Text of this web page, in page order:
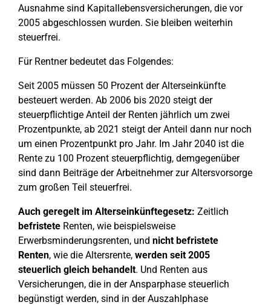
Ausnahme sind Kapitallebensversicherungen, die vor
2005 abgeschlossen wurden. Sie bleiben weiterhin
steuerfrei.
Für Rentner bedeutet das Folgendes:
Seit 2005 müssen 50 Prozent der Alterseinkünfte
besteuert werden. Ab 2006 bis 2020 steigt der
steuerpflichtige Anteil der Renten jährlich um zwei
Prozentpunkte, ab 2021 steigt der Anteil dann nur noch
um einen Prozentpunkt pro Jahr. Im Jahr 2040 ist die
Rente zu 100 Prozent steuerpflichtig, demgegenüber
sind dann Beiträge der Arbeitnehmer zur Altersvorsorge
zum großen Teil steuerfrei.
Auch geregelt im Alterseinkünftegesetz: Zeitlich
befristete Renten, wie beispielsweise
Erwerbsminderungsrenten, und nicht befristete
Renten, wie die Altersrente, werden seit 2005
steuerlich gleich behandelt. Und Renten aus
Versicherungen, die in der Ansparphase steuerlich
begünstigt werden, sind in der Auszahlphase